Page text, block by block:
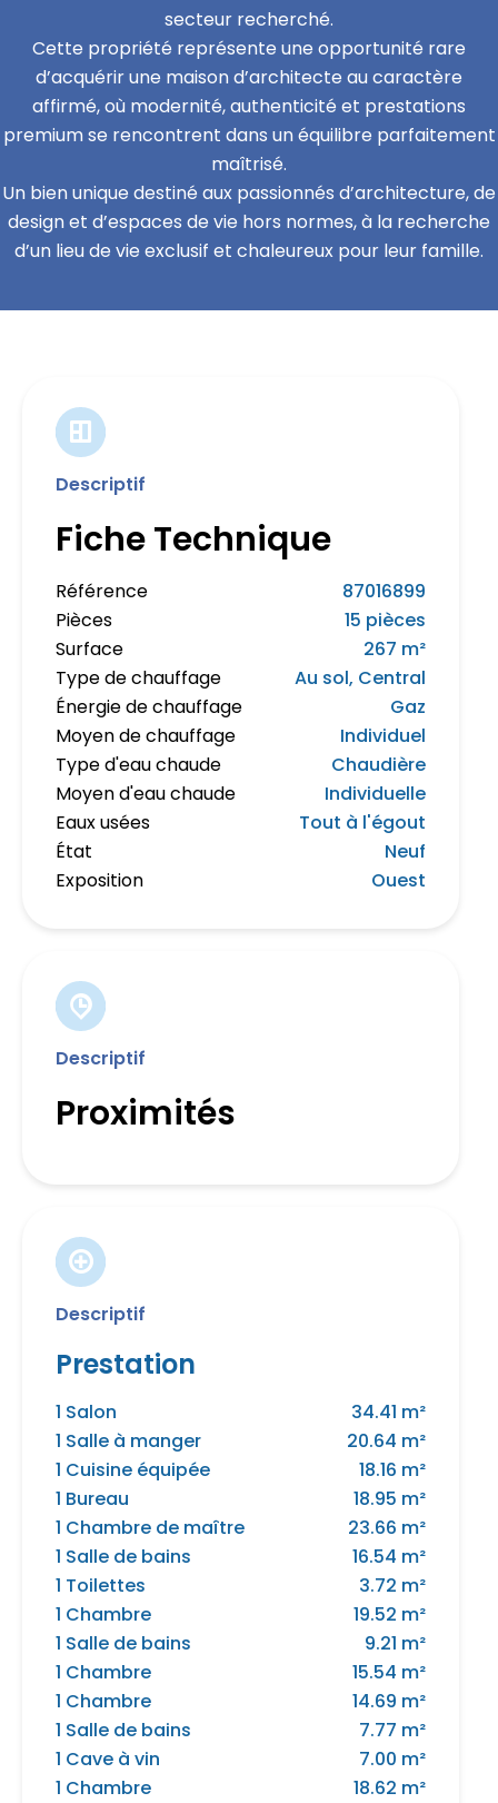
secteur recherché.
Cette propriété représente une opportunité rare
d’acquérir une maison d’architecte au caractère
affirmé, où modernité, authenticité et prestations
premium se rencontrent dans un équilibre parfaitement
maîtrisé.
Un bien unique destiné aux passionnés d’architecture, de
design et d’espaces de vie hors normes, à la recherche
d’un lieu de vie exclusif et chaleureux pour leur famille.
Descriptif
Fiche Technique
Référence
87016899
Pièces
15 pièces
Surface
267 m²
Type de chauffage
Au sol, Central
Énergie de chauffage
Gaz
Moyen de chauffage
Individuel
Type d'eau chaude
Chaudière
Moyen d'eau chaude
Individuelle
Eaux usées
Tout à l'égout
État
Neuf
Exposition
Ouest
Descriptif
Proximités
Descriptif
Prestation
1 Salon
34.41 m²
1 Salle à manger
20.64 m²
1 Cuisine équipée
18.16 m²
1 Bureau
18.95 m²
1 Chambre de maître
23.66 m²
1 Salle de bains
16.54 m²
1 Toilettes
3.72 m²
1 Chambre
19.52 m²
1 Salle de bains
9.21 m²
1 Chambre
15.54 m²
1 Chambre
14.69 m²
1 Salle de bains
7.77 m²
1 Cave à vin
7.00 m²
1 Chambre
18.62 m²